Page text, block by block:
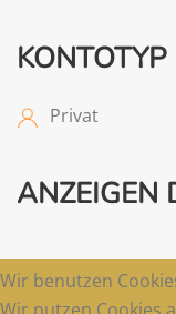
KONTOTYP
Privat
ANZEIGEN
Wir benutzen